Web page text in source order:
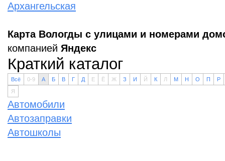
Архангельская
Карта Вологды с улицами и номерами
компанией Яндекс
Краткий каталог
Всё 0-9 А Б В Г Д Е Ё Ж З И Й К Л М Н О П
Р
Я
Автомобили
Автозаправки
Автошколы